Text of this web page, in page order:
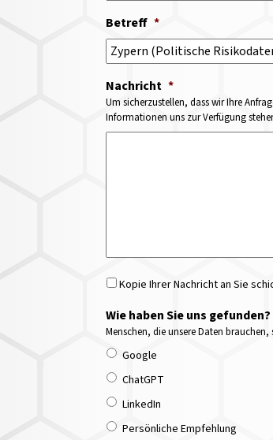
Betreff *
Nachricht *
Um sicherzustellen, dass wir Ihre
Informationen uns zur Verfügung
Kopie Ihrer Nachricht an Sie
Wie haben Sie uns gefunden?
Menschen, die unsere Daten
Google
ChatGPT
LinkedIn
Persönliche Empfehlung